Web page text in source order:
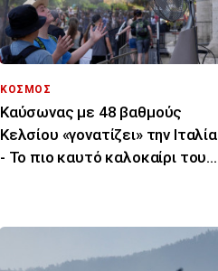
ΚΟΣΜΟΣ
Καύσωνας με 48 βαθμούς
Κελσίου «γονατίζει» την Ιταλία
- Το πιο καυτό καλοκαίρι του